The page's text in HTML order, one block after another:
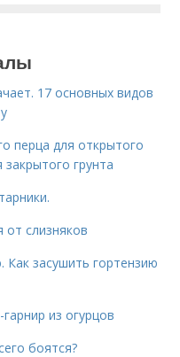
17 основных видов
перца для открытого
грунта
от слизняков
Как засушить гортензию
из огурцов
боятся?